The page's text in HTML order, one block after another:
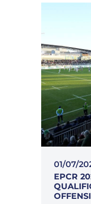
01/07/
EPCR